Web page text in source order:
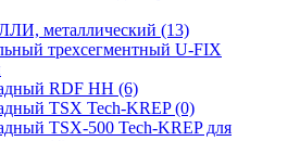
металлический (13)
трехсегментный U-FIX
RDF НН (6)
TSX Tech-KREP(0)
TSX-500 Tech-KREP для